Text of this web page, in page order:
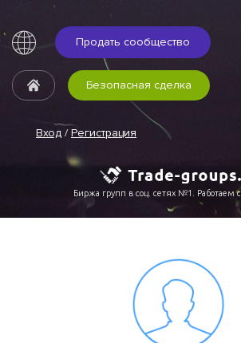
Продать сообщество
Вход / Регистрация
Безопасная сделка
Биржа групп в соц. сетях №1. Работаем